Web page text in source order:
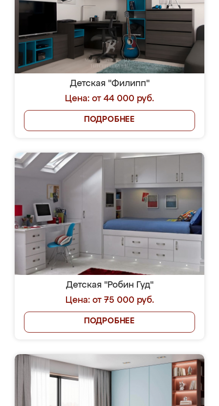
Детская "Филипп"
Цена: от 44 000 руб.
ПОДРОБНЕЕ
Детская "Робин Гуд"
Цена: от 75 000 руб.
ПОДРОБНЕЕ